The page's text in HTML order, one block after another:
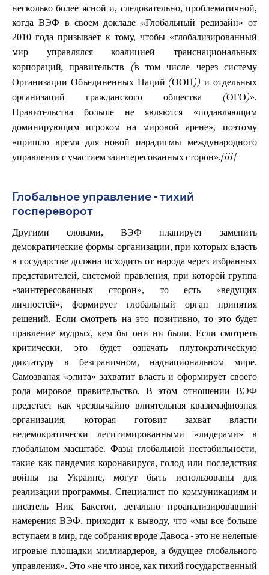
несколько более ясной и, следовательно, проблематичной,
когда ВЭФ в своем докладе «Глобальный редизайн» от
2010 года призывает к тому, чтобы «глобализированный
мир управлялся коалицией транснациональных
корпораций, правительств (в том числе через систему
Организации Объединенных Наций (ООН)) и отдельных
организаций гражданского общества (ОГО)».
Правительства больше не являются «подавляющим
доминирующим игроком на мировой арене», поэтому
«пришло время для новой парадигмы международного
управления с участием заинтересованных сторон».[iii]
Глобальное управление - тихий
госпереворот
Другими словами, ВЭФ планирует заменить
демократические формы организации, при которых власть
в государстве должна исходить от народа через избранных
представителей, системой правления, при которой группа
«заинтересованных сторон», то есть «ведущих
личностей», формирует глобальный орган принятия
решений. Если смотреть на это позитивно, то это будет
правление мудрых, кем бы они ни были. Если смотреть
критически, это будет означать плутократическую
диктатуру в безграничном, наднациональном мире.
Самозваная «элита» захватит власть и сформирует своего
рода мировое правительство. В этом отношении ВЭФ
предстает как чрезвычайно влиятельная квазимафиозная
организация, которая готовит захват власти
недемократически легитимированными «лидерами» в
глобальном масштабе. Фазы глобальной нестабильности,
такие как пандемия коронавируса, голод или последствия
войны на Украине, могут быть использованы для
реализации программы. Специалист по коммуникациям и
писатель Ник Бакстон, детально проанализировавший
намерения ВЭФ, приходит к выводу, что «мы все больше
вступаем в мир, где собрания вроде Давоса - это не нелепые
игровые площадки миллиардеров, а будущее глобального
управления». Это «не что иное, как тихий государственный